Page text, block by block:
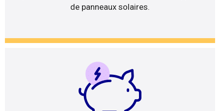
de panneaux solaires.